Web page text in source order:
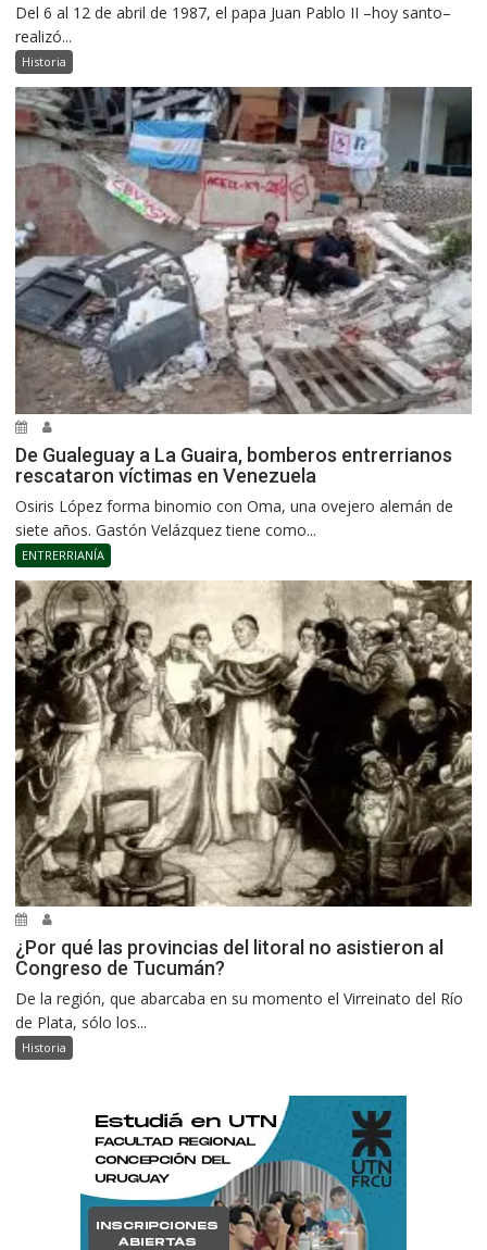
Del 6 al 12 de abril de 1987, el papa Juan Pablo II –hoy santo–
realizó...
Historia
De Gualeguay a La Guaira, bomberos entrerrianos
rescataron víctimas en Venezuela
Osiris López forma binomio con Oma, una ovejero alemán de
siete años. Gastón Velázquez tiene como...
ENTRERRIANÍA
¿Por qué las provincias del litoral no asistieron al
Congreso de Tucumán?
De la región, que abarcaba en su momento el Virreinato del Río
de Plata, sólo los...
Historia